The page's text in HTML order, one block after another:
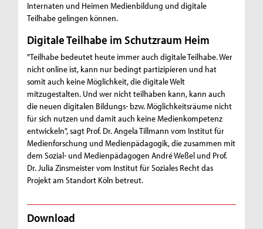
Internaten und Heimen Medienbildung und digitale
Teilhabe gelingen können.
Digitale Teilhabe im Schutzraum Heim
"Teilhabe bedeutet heute immer auch digitale Teilhabe. Wer
nicht online ist, kann nur bedingt partizipieren und hat
somit auch keine Möglichkeit, die digitale Welt
mitzugestalten. Und wer nicht teilhaben kann, kann auch
die neuen digitalen Bildungs- bzw. Möglichkeitsräume nicht
für sich nutzen und damit auch keine Medienkompetenz
entwickeln", sagt Prof. Dr. Angela Tillmann vom Institut für
Medienforschung und Medienpädagogik, die zusammen mit
dem Sozial- und Medienpädagogen André Weßel und Prof.
Dr. Julia Zinsmeister vom Institut für Soziales Recht das
Projekt am Standort Köln betreut.
Download